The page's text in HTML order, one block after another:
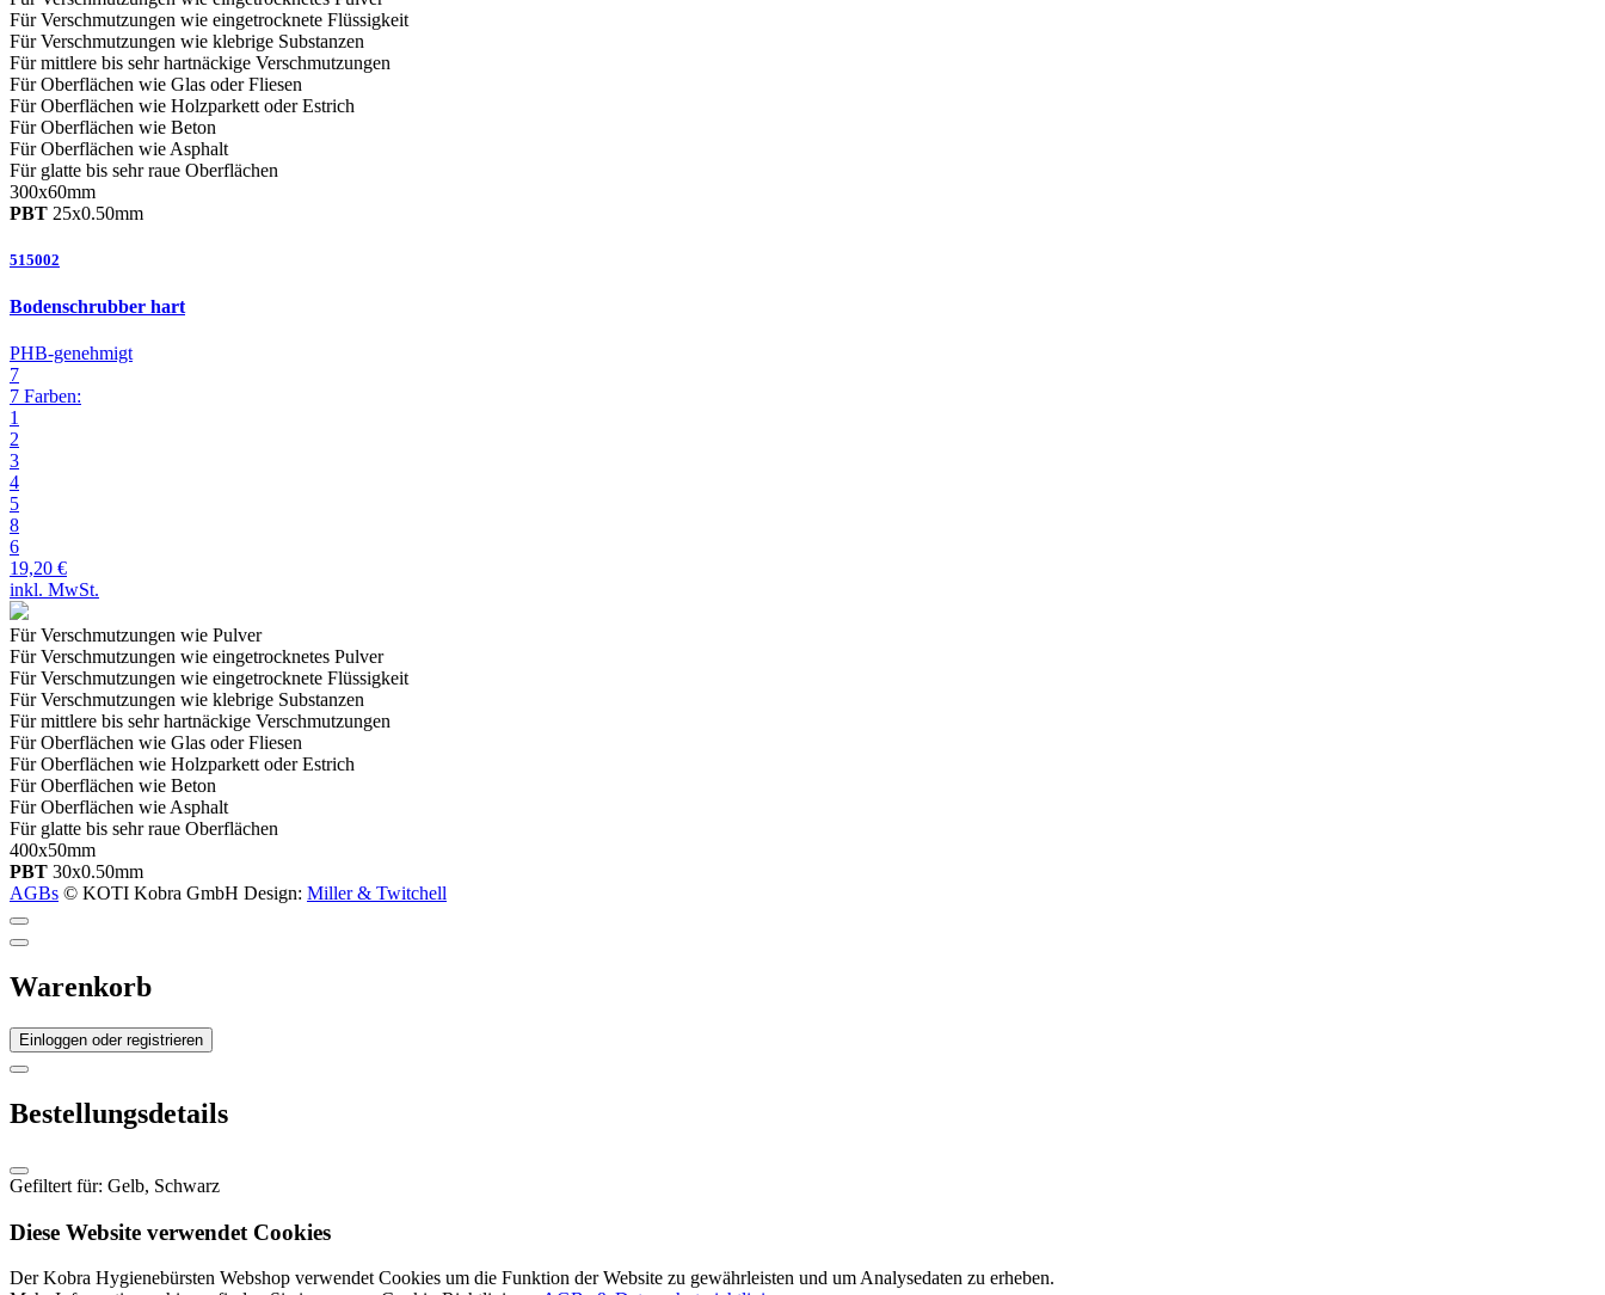
Für Verschmutzungen wie eingetrocknete Flüssigkeit
Für Verschmutzungen wie klebrige Substanzen
Für mittlere bis sehr hartnäckige Verschmutzungen
Für Oberflächen wie Glas oder Fliesen
Für Oberflächen wie Holzparkett oder Estrich
Für Oberflächen wie Beton
Für Oberflächen wie Asphalt
Für glatte bis sehr raue Oberflächen
300x60mm
PBT 25x0.50mm
515002
Bodenschrubber hart
PHB-genehmigt
7
7 Farben:
1
2
3
4
5
8
6
19,20 €
inkl. MwSt.
Für Verschmutzungen wie Pulver
Für Verschmutzungen wie eingetrocknetes Pulver
Für Verschmutzungen wie eingetrocknete Flüssigkeit
Für Verschmutzungen wie klebrige Substanzen
Für mittlere bis sehr hartnäckige Verschmutzungen
Für Oberflächen wie Glas oder Fliesen
Für Oberflächen wie Holzparkett oder Estrich
Für Oberflächen wie Beton
Für Oberflächen wie Asphalt
Für glatte bis sehr raue Oberflächen
400x50mm
PBT 30x0.50mm
AGBs © KOTI Kobra GmbH Design: Miller & Twitchell
Warenkorb
Einloggen oder registrieren
Bestellungsdetails
Gefiltert für: Gelb, Schwarz
Diese Website verwendet Cookies
Der Kobra Hygienebürsten Webshop verwendet Cookies um die Funktion der Website zu gewährleisten und um Analysedaten zu erheben.